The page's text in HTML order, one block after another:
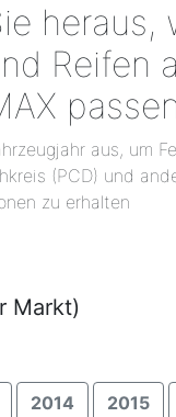
heraus,
Reifen
passen
aus, um
(PCD) und
zu erhalten
Markt)
2014 2015